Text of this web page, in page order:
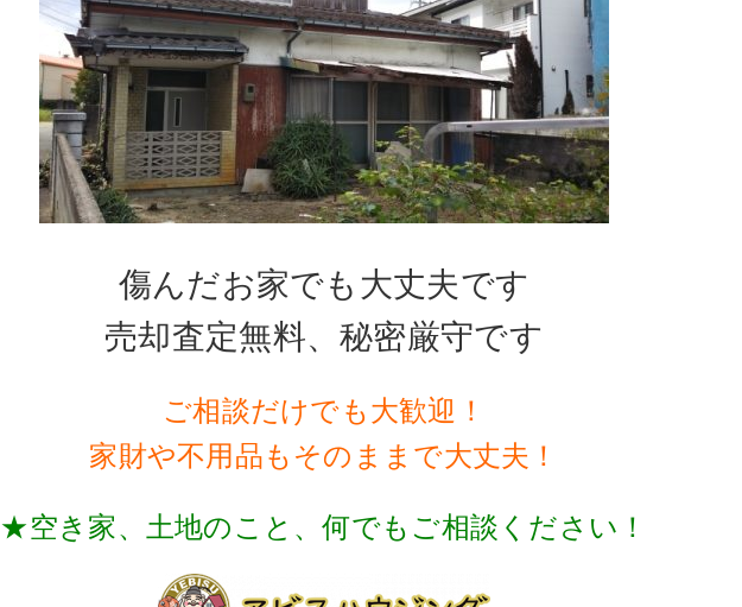
傷んだお家でも大丈夫です
売却査定無料、秘密厳守です
ご相談だけでも大歓迎！
家財や不用品もそのままで大丈夫！
★空き家、土地のこと、何でもご相談ください！